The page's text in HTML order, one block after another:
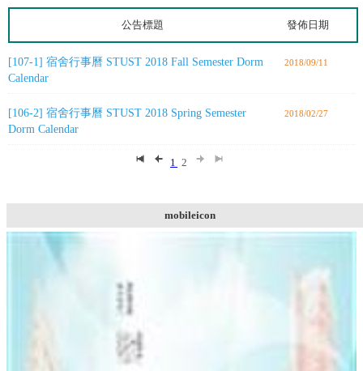
公告標題 發佈日期
[107-1] 宿舍行事曆 STUST 2018 Fall Semester Dorm
Calendar
2018/09/11
[106-2] 宿舍行事曆 STUST 2018 Spring Semester
Dorm Calendar
2018/02/27
1 2
mobileicon